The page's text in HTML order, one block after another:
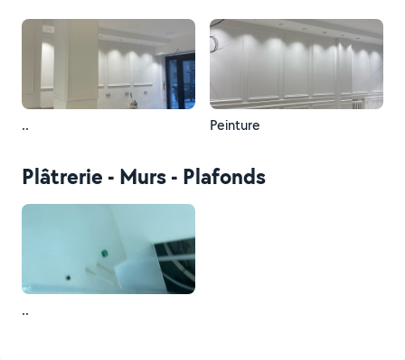
.. Peinture
Plâtrerie - Murs - Plafonds
..